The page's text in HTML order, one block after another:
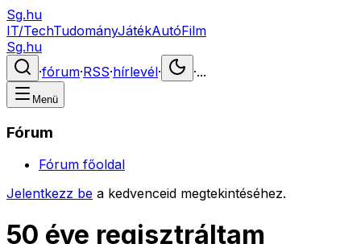
Sg.hu
IT/TechTudományJátékAutóFilm
Sg.hu
·fórum·RSS·hírlevél· ·...
Menü
Fórum
Fórum főoldal
Jelentkezz be a kedvenceid megtekintéséhez.
50 éve regisztráltam